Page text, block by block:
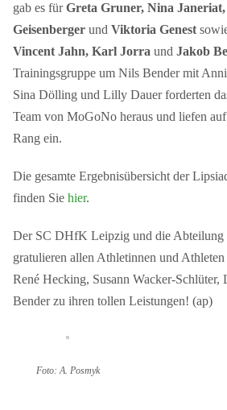
gab es fürGreta Gruner, Nina Janeriat,
Geisenbergerund Viktoria Genest
Vincent Jahn, Karl Jorra und Jakob
Trainingsgruppe um Nils Bender mit
Sina Dölling und Lilly Dauer forderten
Team von MoGoNo heraus und liefen
Rang ein.
Die gesamte Ergebnisübersicht der
finden Sie hier.
Der SC DHfK Leipzig und die Abteilung
gratulieren allen Athletinnen und
René Hecking, Susann Wacker-
Bender zu ihren tollen Leistungen! (ap)
Foto: A. Posmyk